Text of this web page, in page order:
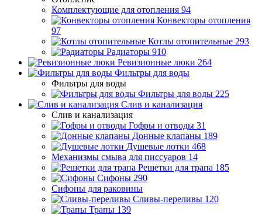
Комплектующие для отопления 94
Конвекторы отопления
97
Котлы отопительные 293
Радиаторы 910
Ревизионные люки 264
Фильтры для воды
Фильтры для воды
Фильтры для воды 225
Слив и канализация
Слив и канализация
Гофры и отводы 31
Донные клапаны 189
Душевые лотки 468
Механизмы смыва для писсуаров 14
Решетки для трапа 185
Сифоны 290
Сифоны для раковины
Сливы-переливы 120
Трапы 139